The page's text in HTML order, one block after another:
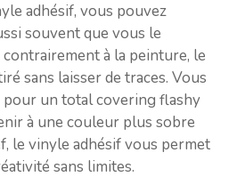
adhésif, vous pouvez
souvent que vous le
à la peinture, le
sans laisser de traces. Vous
un total covering flashy
à une couleur plus sobre
le vinyle adhésif vous permet
sans limites.